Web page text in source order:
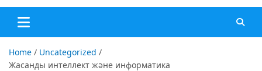
"Жаңа Жетісай" газеті
Home
Uncategorized
Жасанды интеллект және информатика